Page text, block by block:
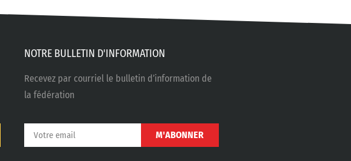
NOTRE BULLETIN D'INFORMATION
Recevez par courriel le bulletin d’information de
la fédération
M'ABONNER